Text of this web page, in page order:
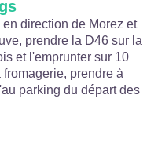
direction de Morez et
prendre la D46 sur la
et l'emprunter sur 10
prendre à
parking du départ des